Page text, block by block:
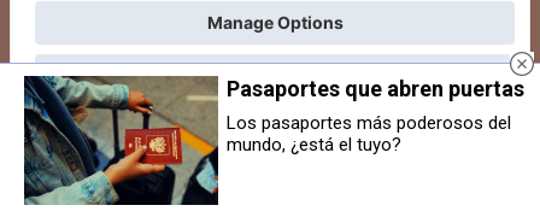
EH Bildu propone crear un
espacio de bienestar emocional y
planes de inclusión juvenil en el
Valle de Egüés
El Ayuntamiento del Valle de
Pasaportes que abren puertas
Los pasaportes más poderosos del
mundo, ¿está el tuyo?